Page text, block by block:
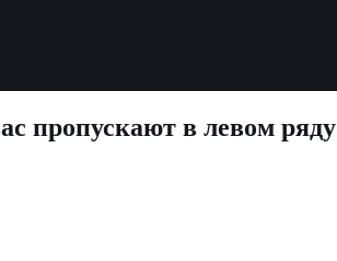
пропускают в левом ряду